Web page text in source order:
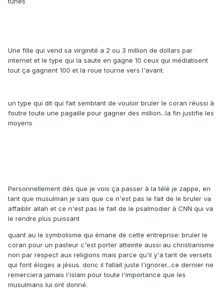
Une fille qui vend sa virginité a 2 ou 3 million de dollars par
internet et le type qui la saute en gagne 10 ceux qui médiatisent
tout ça gagnent 100 et la roue tourne vers l'avant.
un type qui dit qui fait semblant de vouloir bruler le coran réussi à
foutre toute une pagaille pour gagner des million...la fin justifie les
moyens
Personnellement dés que je vois ça passer à la télé je zappe, en
tant que musulman je sais que ce n'est pas le fait de le bruler va
affaiblir allah et ce n'est pas le fait de le psalmodier à CNN qui va
le rendre plus puissant
quant au le symbolisme qui émane de cette entreprise: bruler le
coran pour un pasteur c'est porter atteinte aussi au christianisme
non par respect aux religions mais parce qu'il y'a tant de versets
qui font éloges a jésus. donc il fallait juste l'ignorer...ce dernier ne
remerciera jamais l'islam pour toute l'importance que les
musulmans lui ont donné.